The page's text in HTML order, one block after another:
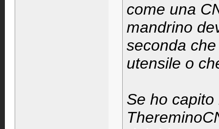
come una
mandrino
seconda
utensile o
Se ho